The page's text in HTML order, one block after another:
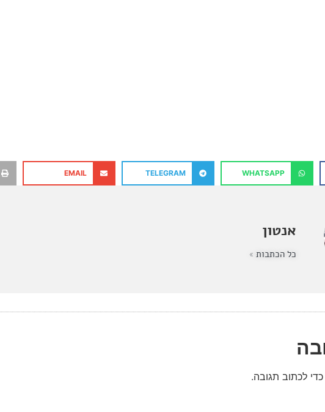
WHATSAPP
TELEGRAM
EMAIL
אנטון
כל הכתבות »
כדי לכתוב תגובה.